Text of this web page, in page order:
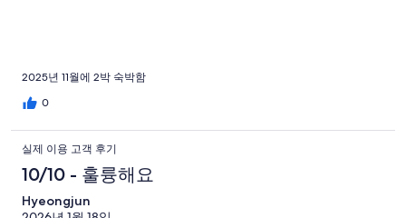
2025년 11월에 2박 숙박함
0
실제 이용 고객 후기
10/10 - 훌륭해요
Hyeongjun